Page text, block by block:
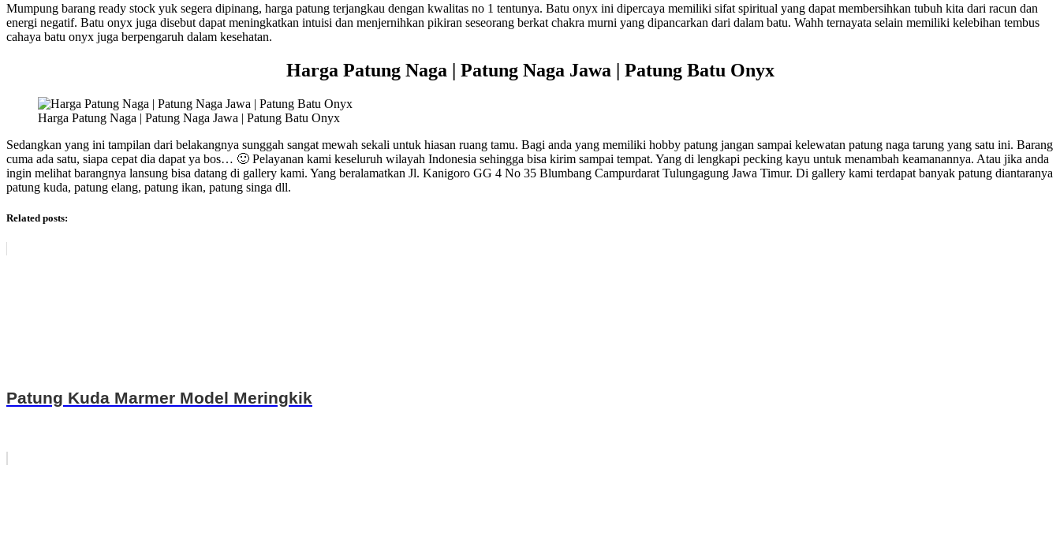
Mumpung barang ready stock yuk segera dipinang, harga patung terjangkau dengan kwalitas no 1 tentunya. Batu onyx ini dipercaya memiliki sifat spiritual yang dapat membersihkan tubuh kita dari racun dan
energi negatif. Batu onyx juga disebut dapat meningkatkan intuisi dan menjernihkan pikiran seseorang berkat chakra murni yang dipancarkan dari dalam batu. Wahh ternayata selain memiliki kelebihan tembus
cahaya batu onyx juga berpengaruh dalam kesehatan.
Harga Patung Naga | Patung Naga Jawa | Patung Batu Onyx
Harga Patung Naga | Patung Naga Jawa | Patung Batu Onyx
Sedangkan yang ini tampilan dari belakangnya sunggah sangat mewah sekali untuk hiasan ruang tamu. Bagi anda yang memiliki hobby patung jangan sampai kelewatan patung naga tarung yang satu ini. Barang
cuma ada satu, siapa cepat dia dapat ya bos… 🙂 Pelayanan kami keseluruh wilayah Indonesia sehingga bisa kirim sampai tempat. Yang di lengkapi pecking kayu untuk menambah keamanannya. Atau jika anda
ingin melihat barangnya lansung bisa datang di gallery kami. Yang beralamatkan Jl. Kanigoro GG 4 No 35 Blumbang Campurdarat Tulungagung Jawa Timur. Di gallery kami terdapat banyak patung diantaranya
patung kuda, patung elang, patung ikan, patung singa dll.
Related posts:
Patung Kuda Marmer Model Meringkik